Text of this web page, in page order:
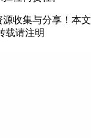
收集与分享！ 本文
载请注明